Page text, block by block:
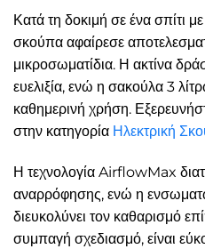
Κατά τη δοκιμή σε ένα σπίτι
σκούπα αφαίρεσε
μικροσωματίδια. Η ακτίνα
ευελιξία, ενώ η σακούλα 3
καθημερινή χρήση.
στην κατηγορία Ηλεκτρική
Η τεχνολογία AirflowMax
αναρρόφησης, ενώ η
διευκολύνει τον καθαρισμό
συμπαγή σχεδιασμό, είναι